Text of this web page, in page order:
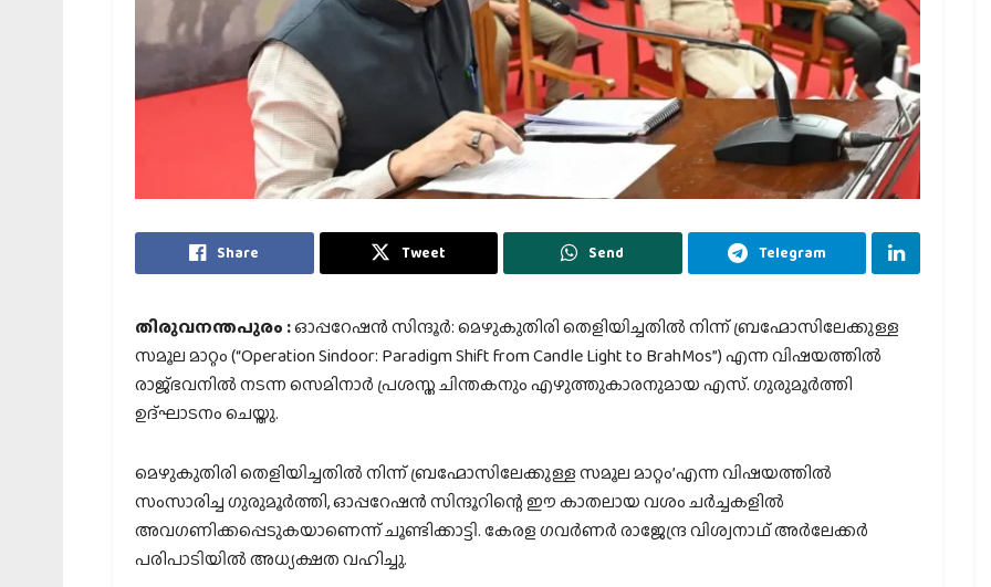
Share Tweet Send Telegram
തിരുവനന്തപുരം :ഓപ്പറേഷൻ സിന്ദൂർ: മെഴുകുതിരി തെളിയിച്ചതിൽ നിന്ന് ബ്രഹ്മോസിലേക്കുള്ള
സമൂല മാറ്റം (“Operation Sindoor: Paradigm Shift from Candle Light to BrahMos”) എന്ന വിഷയത്തിൽ
രാജ്ഭവനിൽ നടന്ന സെമിനാർ പ്രശസ്ത ചിന്തകനും എഴുത്തുകാരനുമായ എസ്. ഗുരുമൂർത്തി
ഉദ്ഘാടനം ചെയ്തു.
മെഴുകുതിരി തെളിയിച്ചതിൽ നിന്ന് ബ്രഹ്മോസിലേക്കുള്ള സമൂല മാറ്റം’എന്ന വിഷയത്തിൽ
സംസാരിച്ച ഗുരുമൂർത്തി, ഓപ്പറേഷൻ സിന്ദൂറിന്റെ ഈ കാതലായ വശം ചർച്ചകളിൽ
അവഗണിക്കപ്പെടുകയാണെന്ന് ചൂണ്ടിക്കാട്ടി. കേരള ഗവർണർ രാജേന്ദ്ര വിശ്വനാഥ് അർലേക്കർ
പരിപാടിയിൽ അധ്യക്ഷത വഹിച്ചു.